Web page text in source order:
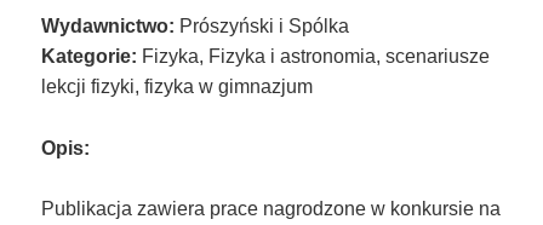
Wydawnictwo: Prószyński i Spólka
Kategorie: Fizyka, Fizyka i astronomia, scenariusze
lekcji fizyki, fizyka w gimnazjum
Opis:
Publikacja zawiera prace nagrodzone w konkursie na